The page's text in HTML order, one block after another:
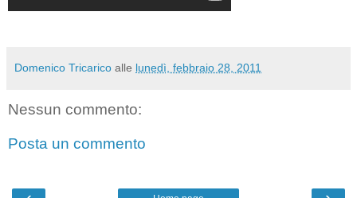
Domenico Tricarico alle lunedì, febbraio 28, 2011
Nessun commento:
Posta un commento